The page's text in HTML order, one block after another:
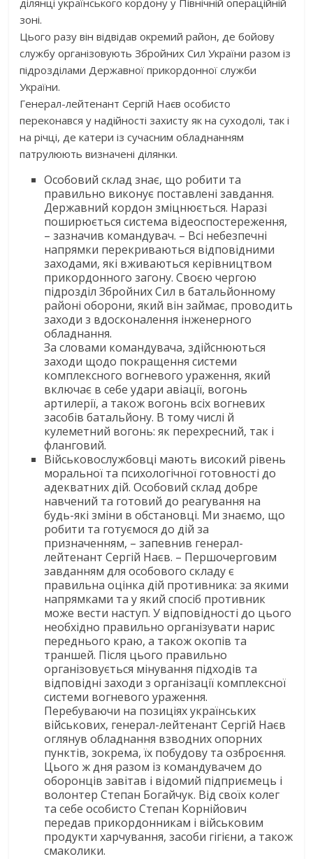
зоні.
Цього разу він відвідав окремий район, де бойову
службу організовують Збройних Сил України разом із
підрозділами Державної прикордонної служби
України.
Генерал-лейтенант Сергій Наєв особисто
переконався у надійності захисту як на суходолі, так і
на річці, де катери із сучасним обладнанням
патрулюють визначені ділянки.
Особовий склад знає, що робити та
правильно виконує поставлені завдання.
Державний кордон зміцнюється. Наразі
поширюється система відеоспостереження,
– зазначив командувач. – Всі небезпечні
напрямки перекриваються відповідними
заходами, які вживаються керівництвом
прикордонного загону. Своєю чергою
підрозділ Збройних Сил в батальйонному
районі оборони, який він займає, проводить
заходи з вдосконалення інженерного
обладнання.
За словами командувача, здійснюються
заходи щодо покращення системи
комплексного вогневого ураження, який
включає в себе удари авіації, вогонь
артилерії, а також вогонь всіх вогневих
засобів батальйону. В тому числі й
кулеметний вогонь: як перехресний, так і
фланговий.
Військовослужбовці мають високий рівень
моральної та психологічної готовності до
адекватних дій. Особовий склад добре
навчений та готовий до реагування на
будь-які зміни в обстановці. Ми знаємо, що
робити та готуємося до дій за
призначенням, – запевнив генерал-
лейтенант Сергій Наєв. – Першочерговим
завданням для особового складу є
правильна оцінка дій противника: за якими
напрямками та у який спосіб противник
може вести наступ. У відповідності до цього
необхідно правильно організувати нарис
переднього краю, а також окопів та
траншей. Після цього правильно
організовується мінування підходів та
відповідні заходи з організації комплексної
системи вогневого ураження.
Перебуваючи на позиціях українських
військових, генерал-лейтенант Сергій Наєв
оглянув обладнання взводних опорних
пунктів, зокрема, їх побудову та озброєння.
Цього ж дня разом із командувачем до
оборонців завітав і відомий підприємець і
волонтер Степан Богайчук. Від своїх колег
та себе особисто Степан Корнійович
передав прикордонникам і військовим
продукти харчування, засоби гігієни, а також
смаколики.